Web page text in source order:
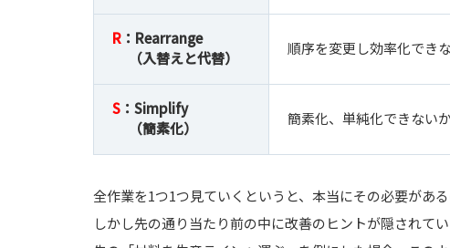
R ：Rearrange
（入替えと代替）
順序を変更し効率化でき
S ：Simplify
（簡素化）
簡素化、単純化できない
全作業を1つ1つ見ていくというと、本当にその必要があ
しかし先の通り当たり前の中に改善のヒントが隠されてい